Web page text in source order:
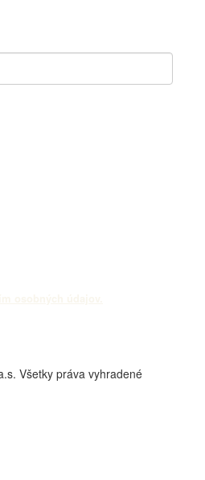
Všetky práva vyhradené